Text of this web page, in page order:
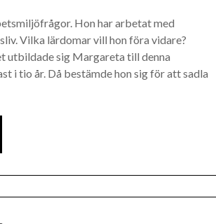
Hon har arbetat med
Vilka lärdomar vill hon föra vidare?
utbildade sig Margareta till denna
i tio år. Då bestämde hon sig för att sadla